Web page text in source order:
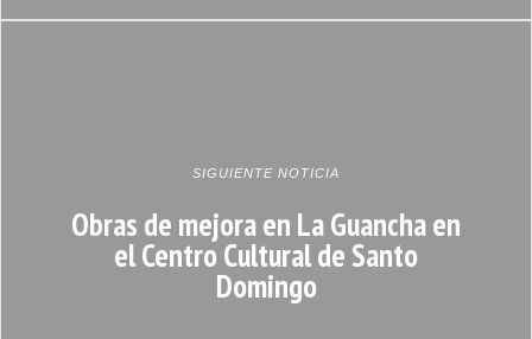
SIGUIENTE NOTICIA
Obras de mejora en La Guancha en
el Centro Cultural de Santo
Domingo